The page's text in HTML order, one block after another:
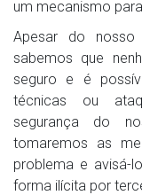
um mecanismo
Apesar do
sabemos que
seguro e é
técnicas ou
segurança do
tomaremos as
problema e avisá-
forma ilícita por